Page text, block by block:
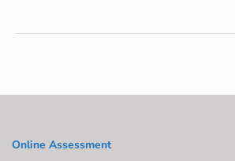
Online Assessment